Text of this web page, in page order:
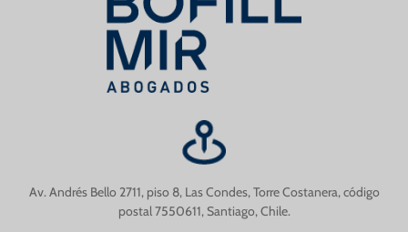
Av. Andrés Bello 2711, piso 8, Las Condes, Torre Costanera, código
postal 7550611, Santiago, Chile.